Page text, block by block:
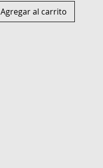
Agregar al carrito